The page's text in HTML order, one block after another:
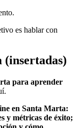
es hablar con
(insertadas)
para aprender
en Santa Marta:
y métricas de éxito;